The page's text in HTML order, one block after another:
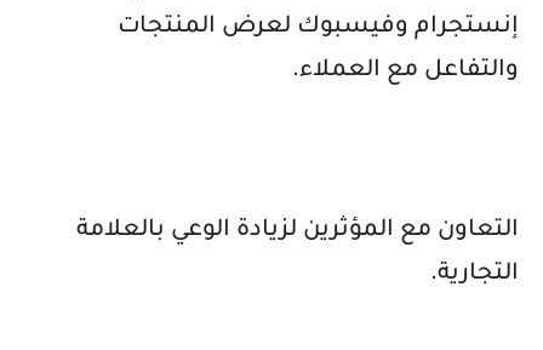
إنستجرام وفيسبوك لعرض المنتجات
والتفاعل مع العملاء.
التعاون مع المؤثرين لزيادة الوعي بالعلامة
التجارية.